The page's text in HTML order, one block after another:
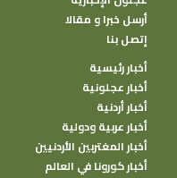
أرسل خبرا و مقالا
إتصل بنا
أخبار رئيسية
أخبار عجلونية
أخبار أردنية
أخبار عربية ودولية
أخبار المغتربين الأردنيين
أخبار كورونا في العالم